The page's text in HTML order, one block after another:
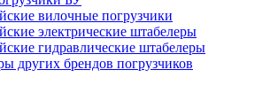
вилочные погрузчики
электрические штабелеры
гидравлические штабелеры
других брендов погрузчиков